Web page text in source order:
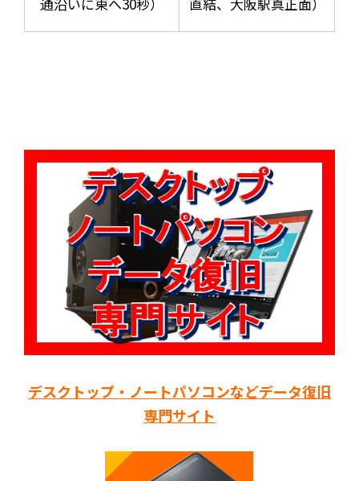
デスクトップ・ノートパソコンなどデータ復旧
専門サイト